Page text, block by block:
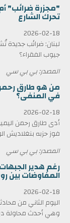
"مجزرة ضرائب"
تحرك الشارع
2026-02-18
لبنان: ضرائب جديدة
جيوب الفقراء؟
المصدر: بي بي سي
في المنفى؟
2026-02-18
فوز حزبه بنغلاديش
المصدر: بي بي سي
رغم هدير
المفاوضات بين
2026-02-18
اليوم الثاني من
وهي أحدث محاولة